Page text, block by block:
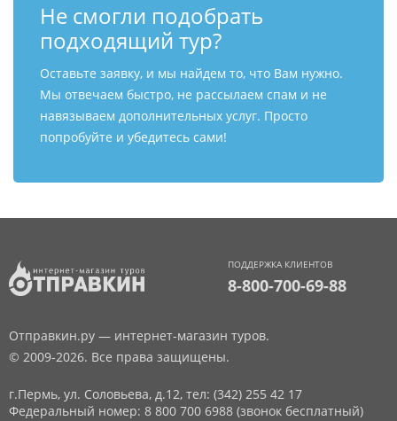
Не смогли подобрать
подходящий тур?
Оставьте заявку, и мы найдем то, что Вам нужно.
Мы отвечаем быстро, не рассылаем спам и не
навязываем дополнительных услуг. Просто
попробуйте и убедитесь сами!
ПОДДЕРЖКА КЛИЕНТОВ
8-800-700-69-88
Отправкин.ру — интернет-магазин туров.
© 2009-2026. Все права защищены.
г.Пермь, ул. Соловьева, д.12, тел: (342) 255 42 17
Федеральный номер: 8 800 700 6988 (звонок бесплатный)